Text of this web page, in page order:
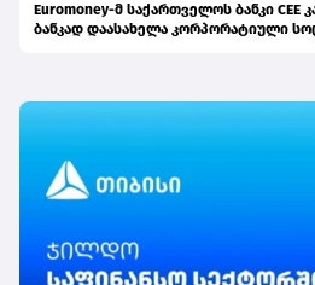
Euromoney-მ საქართველოს ბანკი CEE
ბანკად დაასახელა კორპორატიული